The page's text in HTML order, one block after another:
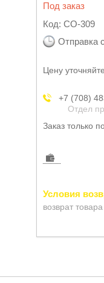
Под заказ
Код: СО-309
Отправка
Цену уточняйте
+7 (708)
Отдел
Заказ только
возврат